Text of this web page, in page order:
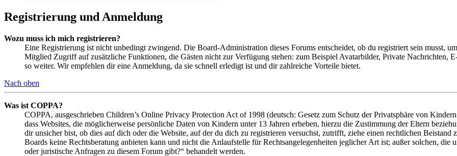
Registrierung und Anmeldung
Wozu muss ich mich registrieren?
Eine Registrierung ist nicht unbedingt zwingend. Die Board-Administration dieses Forums entscheidet, ob du registriert sein musst,
Mitglied Zugriff auf zusätzliche Funktionen, die Gästen nicht zur Verfügung stehen: zum Beispiel Avatarbilder, Private Nachrichten,
so weiter. Wir empfehlen dir eine Anmeldung, da sie schnell erledigt ist und dir zahlreiche Vorteile bietet.
Nach oben
Was ist COPPA?
COPPA, ausgeschrieben Children’s Online Privacy Protection Act of 1998 (deutsch: Gesetz zum Schutz der Privatsphäre von
dass Websites, die möglicherweise persönliche Daten von Kindern unter 13 Jahren erheben, hierzu die Zustimmung der Eltern
dir unsicher bist, ob dies auf dich oder die Website, auf der du dich zu registrieren versuchst, zutrifft, ziehe einen rechtlichen
Boards keine Rechtsberatung anbieten kann und nicht die Anlaufstelle für Rechtsangelegenheiten jeglicher Art ist; außer solchen,
oder juristische Anfragen zu diesem Forum gibt?“ behandelt werden.